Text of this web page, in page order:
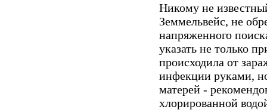
Никому не
Земмельвейс, не
напряженного
указать не только
происходила от
инфекции руками,
матерей -
хлорированной